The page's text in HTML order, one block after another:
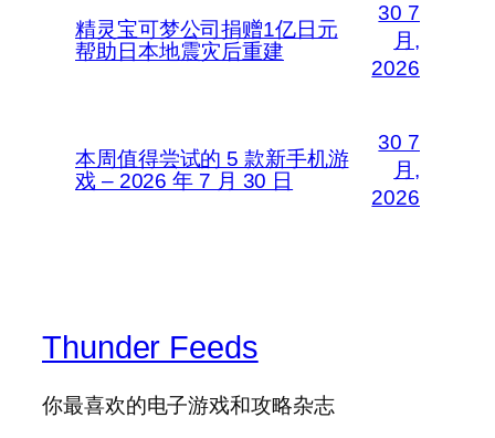
精灵宝可梦公司捐赠1亿日元
帮助日本地震灾后重建
30 7
月,
2026
本周值得尝试的 5 款新手机游
戏 – 2026 年 7 月 30 日
30 7
月,
2026
Thunder Feeds
你最喜欢的电子游戏和攻略杂志